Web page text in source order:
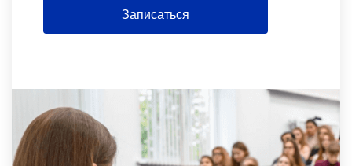
Записаться